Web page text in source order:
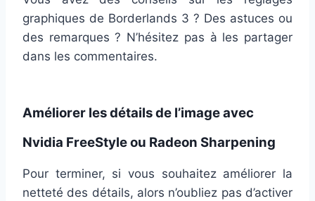
graphiques de Borderlands 3 ? Des astuces ou
des remarques ? N’hésitez pas à les partager
dans les commentaires.
Améliorer les détails de l’image avec
Nvidia FreeStyle ou Radeon Sharpening
Pour terminer, si vous souhaitez améliorer la
netteté des détails, alors n’oubliez pas d’activer